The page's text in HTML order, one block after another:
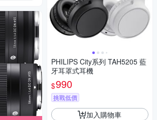
PHILIPS City系列 TAH5205 藍
牙耳罩式耳機
$990
挑戰低價
加入購物車